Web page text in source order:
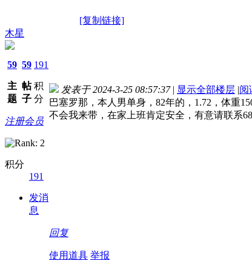
[复制链接]
木星
59
主
题
59
帖
子
191
积
分
注册会员
积分
191
发消
息
发表于 2024-3-25 08:57:37 | 显示全部楼层 |阅
巴塞罗那，本人男单身，82年的，1.72，体重
不会我来带，在家上班肯定安全，有意请联系
回复
使用道具 举报